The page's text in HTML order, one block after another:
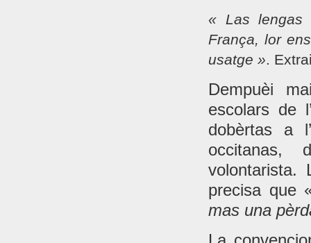
« Las lengas
França, lor
usatge ».
Dempuèi
escolars de
dobèrtas a
occitanas,
precisa que
mas una